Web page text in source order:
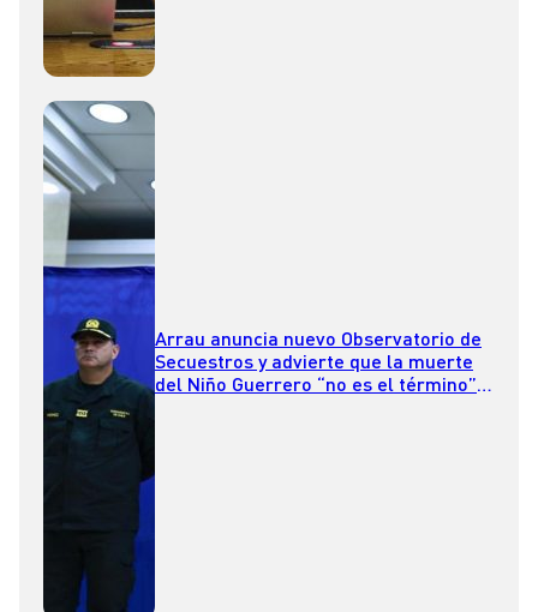
Arrau anuncia nuevo Observatorio de
Secuestros y advierte que la muerte
del Niño Guerrero “no es el término”